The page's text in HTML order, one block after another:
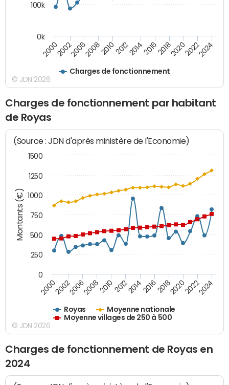
Charges de fonctionnement
200020022006200820102012201420162018202020222024
0k
100k
© JDN 2026
Charges de fonctionnement par habitant
de Royas
Montants (€)
(Source : JDN d'après ministère de l'Economie)
Royas
Moyenne nationale
Moyenne villages de 250 à 500
200020022006200820102012201420162018202020222024
0
250
500
750
1000
1250
1500
© JDN 2026
Charges de fonctionnement de Royas en
2024